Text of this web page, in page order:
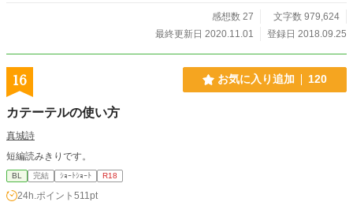
感想数 27
文字数 979,624
最終更新日 2020.11.01
登録日 2018.09.25
16 お気に入り追加 120
カテーテルの使い方
真城詩
短編読みきりです。
BL 完結 ｼｮｰﾄｼｮｰﾄ R18
24h.ポイント 511pt